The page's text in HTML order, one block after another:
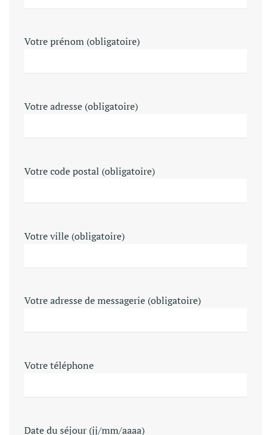
Votre prénom (obligatoire)
Votre adresse (obligatoire)
Votre code postal (obligatoire)
Votre ville (obligatoire)
Votre adresse de messagerie (obligatoire)
Votre téléphone
Date du séjour (jj/mm/aaaa)